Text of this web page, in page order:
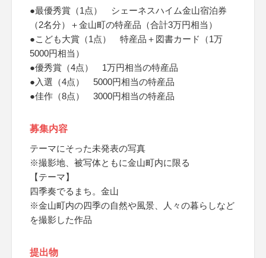
●最優秀賞（1点） シェーネスハイム金山宿泊券
（2名分）＋金山町の特産品（合計3万円相当）
●こども大賞（1点） 特産品＋図書カード（1万
5000円相当）
●優秀賞（4点） 1万円相当の特産品
●入選（4点） 5000円相当の特産品
●佳作（8点） 3000円相当の特産品
募集内容
テーマにそった未発表の写真
※撮影地、被写体ともに金山町内に限る
【テーマ】
四季奏でるまち。金山
※金山町内の四季の自然や風景、人々の暮らしなど
を撮影した作品
提出物